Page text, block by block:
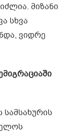
მიზანი
სხვა
ვიდრე
სამსახურის